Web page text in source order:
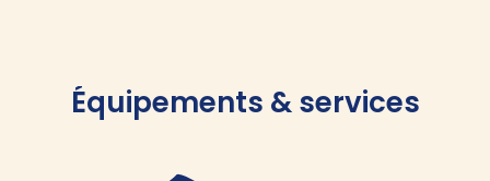
Équipements & services